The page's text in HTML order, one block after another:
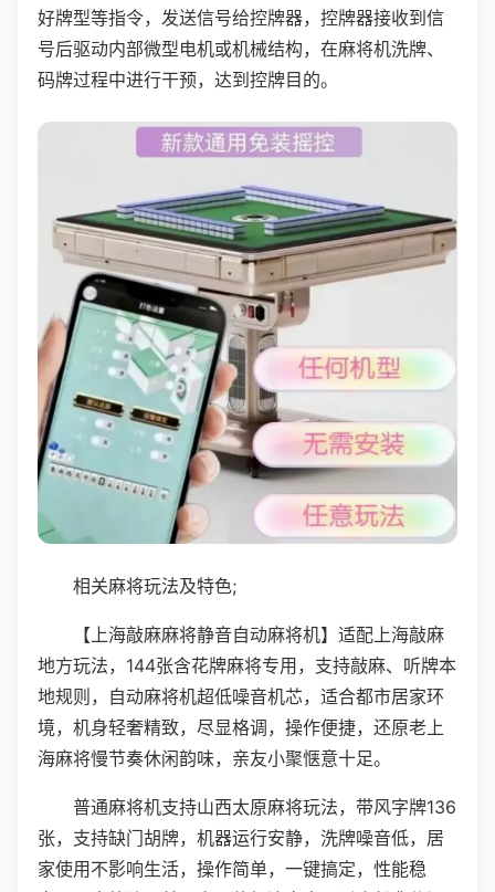
好牌型等指令，发送信号给控牌器，控牌器接收到信
号后驱动内部微型电机或机械结构，在麻将机洗牌、
码牌过程中进行干预，达到控牌目的。
相关麻将玩法及特色;
【上海敲麻麻将静音自动麻将机】适配上海敲麻
地方玩法，144张含花牌麻将专用，支持敲麻、听牌本
地规则，自动麻将机超低噪音机芯，适合都市居家环
境，机身轻奢精致，尽显格调，操作便捷，还原老上
海麻将慢节奏休闲韵味，亲友小聚惬意十足。
普通麻将机支持山西太原麻将玩法，带风字牌136
张，支持缺门胡牌，机器运行安静，洗牌噪音低，居
家使用不影响生活，操作简单，一键搞定，性能稳